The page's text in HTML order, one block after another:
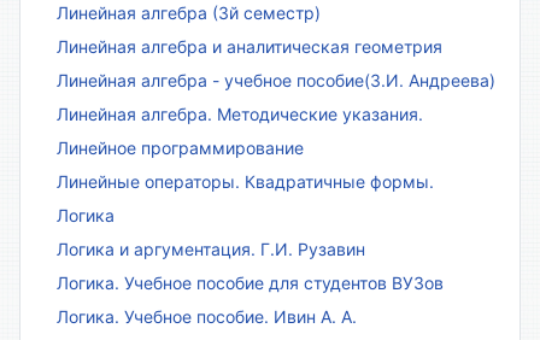
Линейная алгебра (3й семестр)
Линейная алгебра и аналитическая геометрия
Линейная алгебра - учебное пособие(З.И. Андреева)
Линейная алгебра. Методические указания.
Линейное программирование
Линейные операторы. Квадратичные формы.
Логика
Логика и аргументация. Г.И. Рузавин
Логика. Учебное пособие для студентов ВУЗов
Логика. Учебное пособие. Ивин А. А.